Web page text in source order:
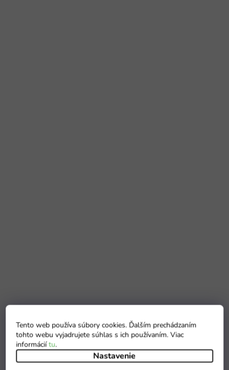
Tento web používa súbory cookies. Ďalším prechádzaním
tohto webu vyjadrujete súhlas s ich používaním. Viac
informáciítu.
Nastavenie